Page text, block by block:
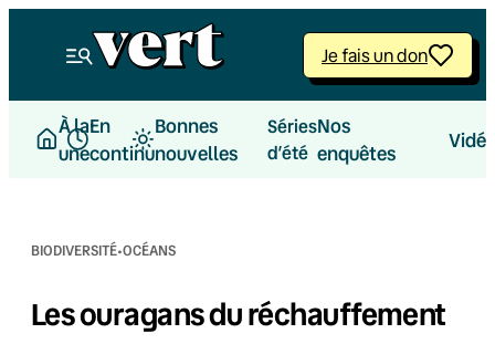
Je fais un don
À la
une
En
continu
Bonnes
nouvelles
Séries
d’été
Nos
enquêtes
BIODIVERSITÉ·OCÉANS
Les ouragans du réchauffement